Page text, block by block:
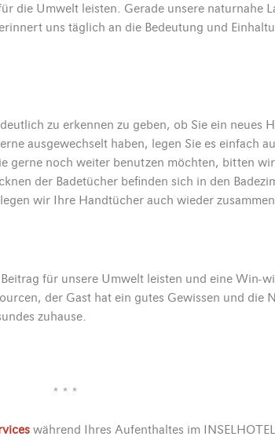
die Umwelt leisten. Gerade unsere naturnahe
uns täglich an die Bedeutung und
zu erkennen zu geben, ob Sie ein neues
ausgewechselt haben, legen Sie es einfach
gerne noch weiter benutzen möchten, bitten
der Badetücher befinden sich in den
wir Ihre Handtücher auch wieder
für unsere Umwelt leisten und eine Win-
der Gast hat ein gutes Gewissen und die
zuhause.
* * *
während Ihres Aufenthaltes im